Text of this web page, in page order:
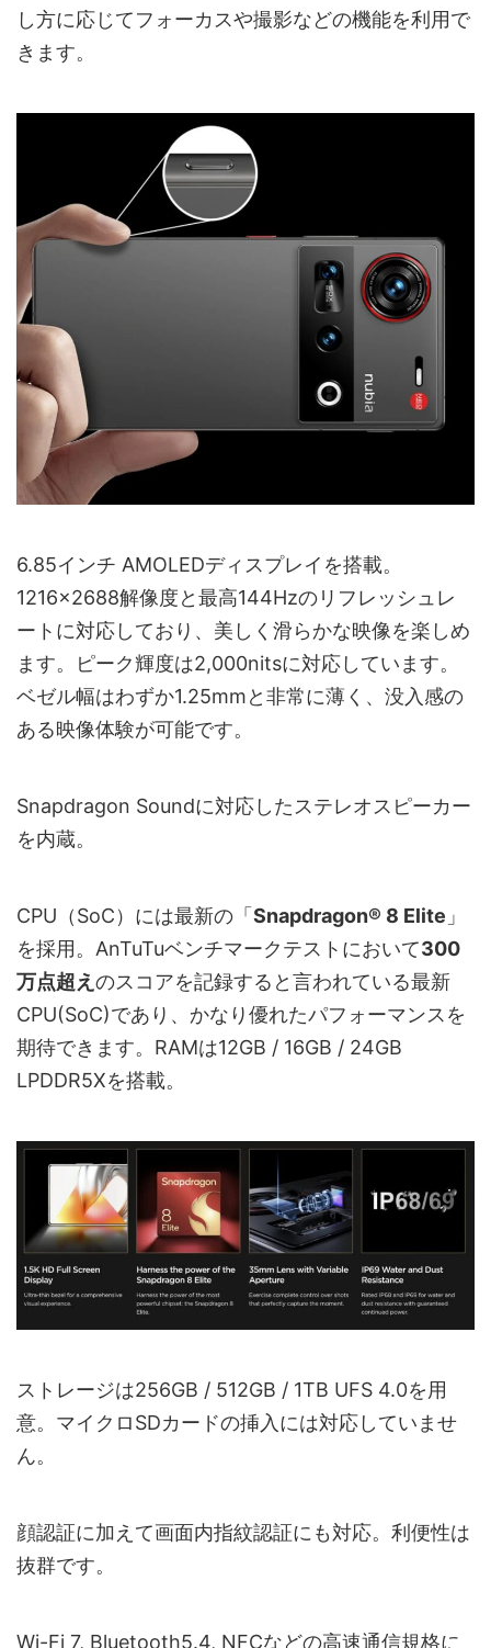
し方に応じてフォーカスや撮影などの機能を利用で
きます。
6.85インチ AMOLEDディスプレイを搭載。
1216×2688解像度と最高144Hzのリフレッシュレ
ートに対応しており、美しく滑らかな映像を楽しめ
ます。ピーク輝度は2,000nitsに対応しています。
ベゼル幅はわずか1.25mmと非常に薄く、没入感の
ある映像体験が可能です。
Snapdragon Soundに対応したステレオスピーカー
を内蔵。
CPU（SoC）には最新の「 Snapdragon® 8 Elite 」
を採用。AnTuTuベンチマークテストにおいて300
万点超え のスコアを記録すると言われている最新
CPU(SoC)であり、かなり優れたパフォーマンスを
期待できます。RAMは12GB / 16GB / 24GB
LPDDR5Xを搭載。
ストレージは256GB / 512GB / 1TB UFS 4.0を用
意。マイクロSDカードの挿入には対応していませ
ん。
顔認証に加えて画面内指紋認証にも対応。利便性は
抜群です。
Wi-Fi 7, Bluetooth5.4, NFCなどの高速通信規格に